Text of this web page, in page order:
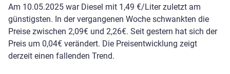
Am 10.05.2025 war Diesel mit 1,49 €/Liter zuletzt am
günstigsten. In der vergangenen Woche schwankten die
Preise zwischen 2,09€ und 2,26€. Seit gestern hat sich der
Preis um 0,04€ verändert. Die Preisentwicklung zeigt
derzeit einen fallenden Trend.